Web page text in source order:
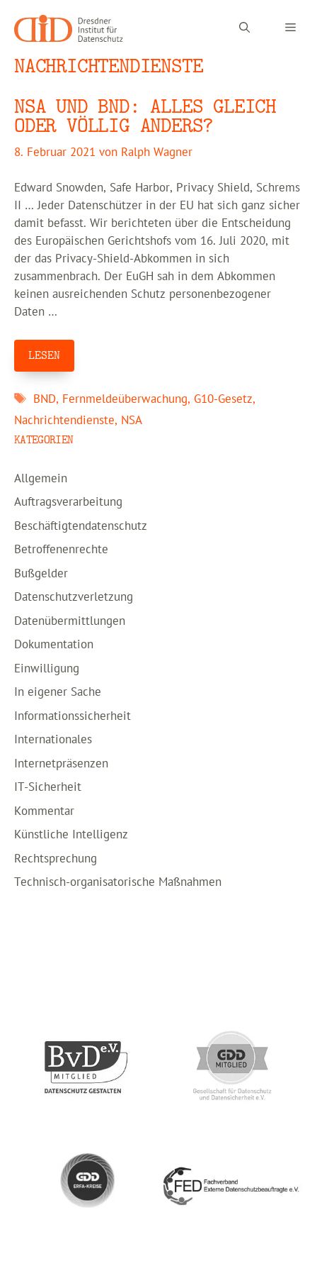
Inhalt
springen
NACHRICHTENDIENSTE
NSA UND BND: ALLES GLEICH
ODER VÖLLIG ANDERS?
8. Februar 2021 von Ralph Wagner
Edward Snowden, Safe Harbor, Privacy Shield, Schrems
II … Jeder Datenschützer in der EU hat sich ganz sicher
damit befasst. Wir berichteten über die Entscheidung
des Europäischen Gerichtshofs vom 16. Juli 2020, mit
der das Privacy-Shield-Abkommen in sich
zusammenbrach. Der EuGH sah in dem Abkommen
keinen ausreichenden Schutz personenbezogener
Daten …
LESEN
Schlagwörter
BND, Fernmeldeüberwachung, G10-Gesetz,
Nachrichtendienste, NSA
KATEGORIEN
Allgemein
Auftragsverarbeitung
Beschäftigtendatenschutz
Betroffenenrechte
Bußgelder
Datenschutzverletzung
Datenübermittlungen
Dokumentation
Einwilligung
In eigener Sache
Informationssicherheit
Internationales
Internetpräsenzen
IT-Sicherheit
Kommentar
Künstliche Intelligenz
Rechtsprechung
Technisch-organisatorische Maßnahmen